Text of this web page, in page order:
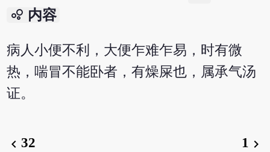
bubble_chart 内容
病人小便不利，大便乍难乍易，时有微
热，喘冒不能卧者，有燥屎也，属承气汤
证。
chevron_left32 1 chevron_right